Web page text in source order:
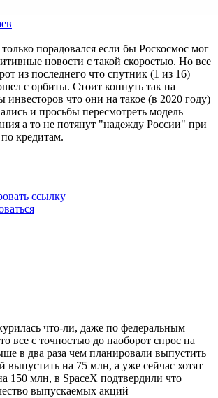
порадовался если бы Роскосмос мог
новости с такой скоростью. Но все
из последнего что спутник (1 из 16)
с орбиты. Стоит копнуть так на
что они на такое (в 2020 году)
и просьбы пересмотреть модель
а то не потянут "надежду России" при
по кредитам.
ссылку
что-ли, даже по федеральным
все с точностью до наоборот спрос на
в два раза чем планировали выпустить
выпустить на 75 млн, а уже сейчас хотят
150 млн, в SpaceX подтвердили что
выпускаемых акций